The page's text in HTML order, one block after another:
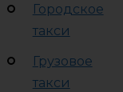
Городское
такси
Грузовое
такси